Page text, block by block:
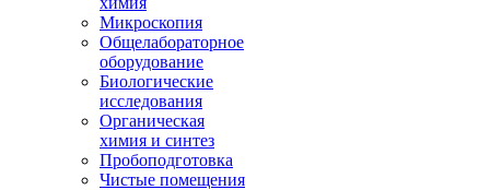
Микроскопия
Общелабораторное
оборудование
Биологические
исследования
Органическая
химия и синтез
Пробоподготовка
Чистые помещения